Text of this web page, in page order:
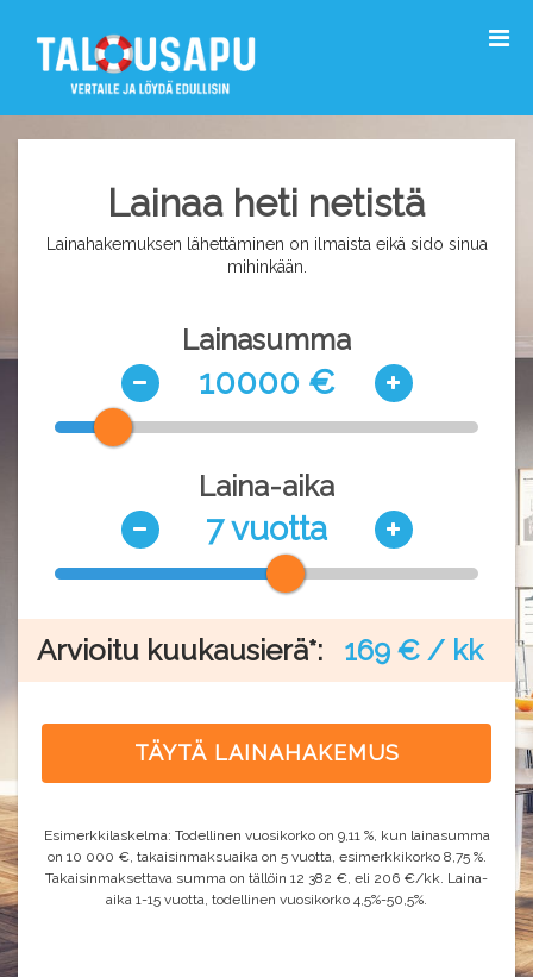
Lainaa heti netistä
Lainahakemuksen lähettäminen on ilmaista eikä sido sinua
mihinkään.
Lainasumma
10000 €
Laina-aika
7 vuotta
Arvioitu kuukausierä*: 169 € / kk
TÄYTÄ LAINAHAKEMUS
Esimerkkilaskelma: Todellinen vuosikorko on 9,11 %, kun lainasumma
on 10 000 €, takaisinmaksuaika on 5 vuotta, esimerkkikorko 8,75 %.
Takaisinmaksettava summa on tällöin 12 382 €, eli 206 €/kk. Laina-
aika 1-15 vuotta, todellinen vuosikorko 4,5%-50,5%.